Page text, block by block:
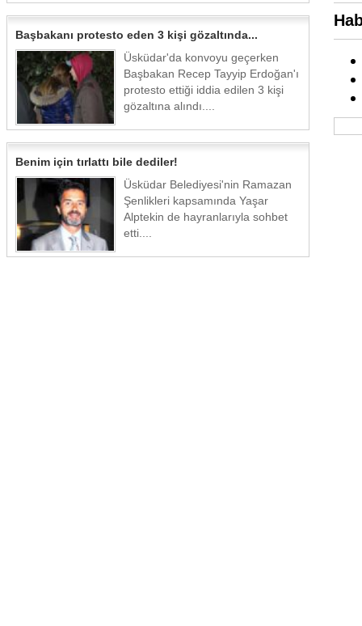
Başbakanı protesto eden 3 kişi gözaltında...
Üsküdar'da konvoyu geçerken
Başbakan Recep Tayyip Erdoğan'ı
protesto ettiği iddia edilen 3 kişi
gözaltına alındı....
Benim için tırlattı bile dediler!
Üsküdar Belediyesi'nin Ramazan
Şenlikleri kapsamında Yaşar
Alptekin de hayranlarıyla sohbet
etti....